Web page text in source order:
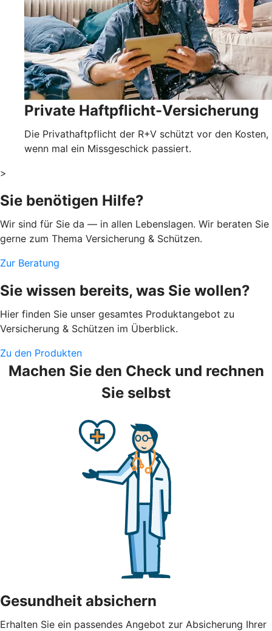
Private Haftpflicht-Versicherung
Die Privathaftpflicht der R+V schützt vor den Kosten,
wenn mal ein Missgeschick passiert.
>
Sie benötigen Hilfe?
Wir sind für Sie da — in allen Lebenslagen. Wir beraten Sie
gerne zum Thema Versicherung & Schützen.
Zur Beratung
Sie wissen bereits, was Sie wollen?
Hier finden Sie unser gesamtes Produktangebot zu
Versicherung & Schützen im Überblick.
Zu den Produkten
Machen Sie den Check und rechnen
Sie selbst
Gesundheit absichern
Erhalten Sie ein passendes Angebot zur Absicherung Ihrer